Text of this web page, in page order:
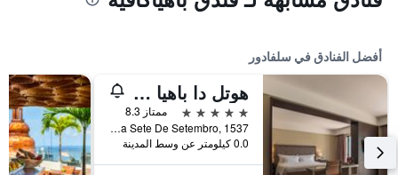
أفضل الفنادق في سلفادور
هوتل دا باهيا باي ويش
5 نجوم
ممتاز 8.3
Avenida Sete De Setembro, 1537, سلفادور, البرازيل
0.0 كيلومتر عن وسط المدينة